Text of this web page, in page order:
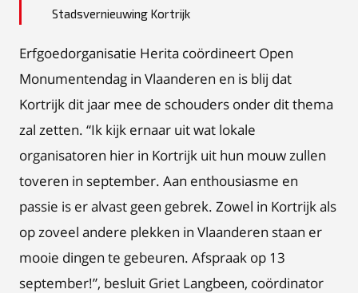
Stadsvernieuwing Kortrijk
Erfgoedorganisatie Herita coördineert Open
Monumentendag in Vlaanderen en is blij dat
Kortrijk dit jaar mee de schouders onder dit thema
zal zetten. “Ik kijk ernaar uit wat lokale
organisatoren hier in Kortrijk uit hun mouw zullen
toveren in september. Aan enthousiasme en
passie is er alvast geen gebrek. Zowel in Kortrijk als
op zoveel andere plekken in Vlaanderen staan er
mooie dingen te gebeuren. Afspraak op 13
september!”, besluit Griet Langbeen, coördinator